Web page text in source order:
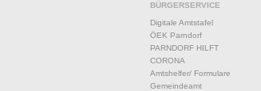
BÜRGERSERVICE
Digitale Amtstafel
ÖEK Parndorf
PARNDORF HILFT
CORONA
Amtshelfer/ Formulare
Gemeindeamt